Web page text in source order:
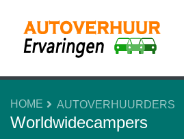
HOME AUTOVERHUURDERS
Worldwidecampers